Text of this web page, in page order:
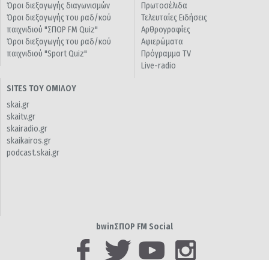
Όροι διεξαγωγής διαγωνισμών
Όροι διεξαγωγής του ραδ/κού
παιχνιδιού "ΣΠΟΡ FM Quiz"
Όροι διεξαγωγής του ραδ/κού
παιχνιδιού "Sport Quiz"
Πρωτοσέλιδα
Τελευταίες Ειδήσεις
Αρθρογραφίες
Αφιερώματα
Πρόγραμμα TV
Live-radio
SITES ΤΟΥ ΟΜΙΛΟΥ
skai.gr
skaitv.gr
skairadio.gr
skaikairos.gr
podcast.skai.gr
bwinΣΠΟΡ FM Social